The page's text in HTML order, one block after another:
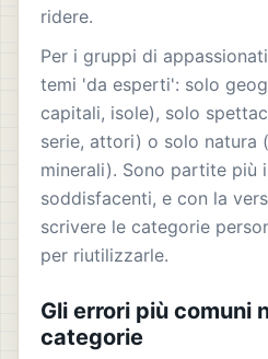
ridere.
Per i gruppi di
temi 'da esperti': solo
capitali, isole), solo
serie, attori) o solo natura
minerali). Sono partite più
soddisfacenti, e con la
scrivere le categorie
per riutilizzarle.
Gli errori più comuni
categorie